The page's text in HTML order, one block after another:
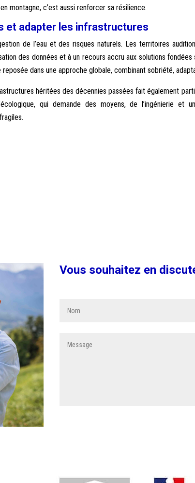
montagne, c’est aussi renforcer sa résilience.
et adapter les infrastructures
de l’eau et des risques naturels. Les territoires
des données et à un recours accru aux solutions
dans une approche globale, combinant sobriété,
héritées des décennies passées fait également
qui demande des moyens, de l’ingénierie et
Vous souhaitez en